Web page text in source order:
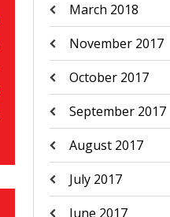
March 2018
November 2017
October 2017
September 2017
August 2017
July 2017
June 2017